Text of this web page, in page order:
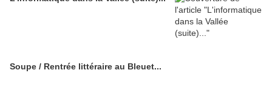
Soupe / Rentrée littéraire au Bleuet...